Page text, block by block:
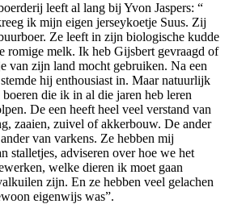
leeft al lang bij Yvon Jaspers: “
ik mijn eigen jerseykoetje Suus. Zij
Ze leeft in zijn biologische kudde
romige melk. Ik heb Gijsbert gevraagd of
van zijn land mocht gebruiken. Na een
hij enthousiast in. Maar natuurlijk
die ik in al die jaren heb leren
De een heeft heel veel verstand van
zaaien, zuivel of akkerbouw. De ander
van varkens. Ze hebben mij
stalletjes, adviseren over hoe we het
welke dieren ik moet gaan
zijn. En ze hebben veel gelachen
eigenwijs was”.